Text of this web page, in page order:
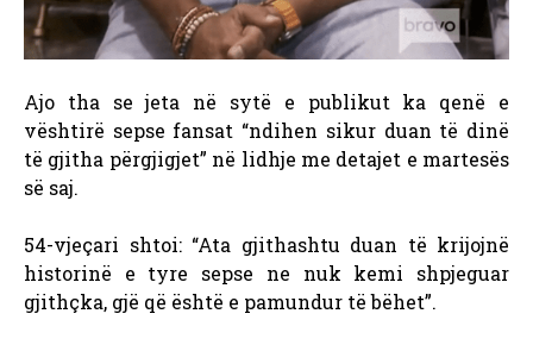
Ajo tha se jeta në sytë e publikut ka qenë e
vështirë sepse fansat “ndihen sikur duan të dinë
të gjitha përgjigjet” në lidhje me detajet e martesës
së saj.
54-vjeçari shtoi: “Ata gjithashtu duan të krijojnë
historinë e tyre sepse ne nuk kemi shpjeguar
gjithçka, gjë që është e pamundur të bëhet”.